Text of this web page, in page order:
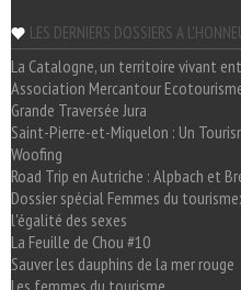
LES DERNIERS DOSSIERS A
La Catalogne, un territoire vivant
Association Mercantour
Grande Traversée Jura
Saint-Pierre-et-Miquelon : Un
Woofing
Road Trip en Autriche : Alpbach et
Dossier spécial Femmes du
l'égalité des sexes
La Feuille de Chou #10
Sauver les dauphins de la mer rouge
Les femmes du tourisme